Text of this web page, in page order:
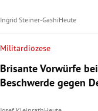
Ingrid Steiner-GashiHeute
Militärdiözese
Brisante Vorwürfe
Beschwerde gegen